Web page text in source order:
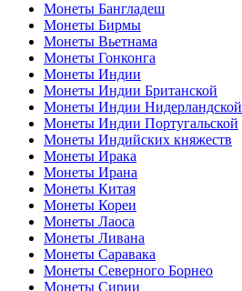
Монеты Бангладеш
Монеты Бирмы
Монеты Вьетнама
Монеты Гонконга
Монеты Индии
Монеты Индии Британской
Монеты Индии Нидерландской
Монеты Индии Португальской
Монеты Индийских княжеств
Монеты Ирака
Монеты Ирана
Монеты Китая
Монеты Кореи
Монеты Лаоса
Монеты Ливана
Монеты Саравака
Монеты Северного Борнео
Монеты Сирии